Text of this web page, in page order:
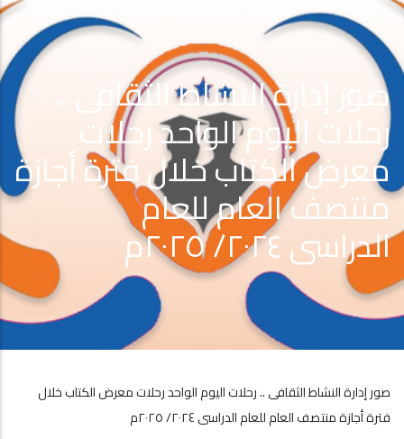
صور إدارة النشاط الثقافى ..
رحلات اليوم الواحد رحلات
معرض الكتاب خلال فترة أجازة
منتصف العام للعام
الدراسى ٢٠٢٤/ ٢٠٢٥م
صور إدارة النشاط الثقافى .. رحلات اليوم الواحد رحلات معرض الكتاب خلال
فترة أجازة منتصف العام للعام الدراسى ٢٠٢٤/ ٢٠٢٥م